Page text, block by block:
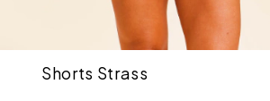
Shorts Strass